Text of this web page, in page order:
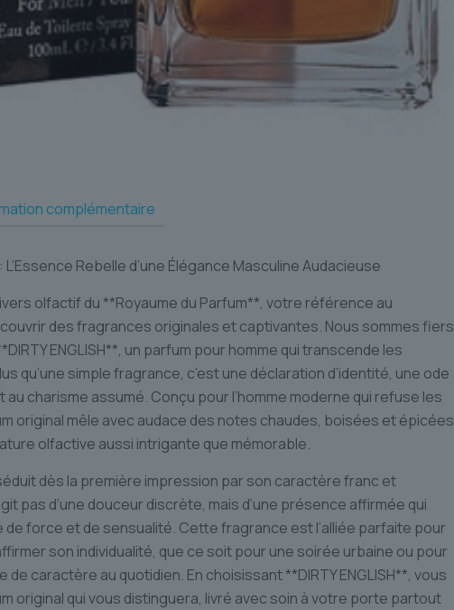
complémentaire
L’Essence Rebelle d’une Élégance Masculine Audacieuse
olfactif du **Royaume du Parfum**, votre référence au
des fragrances originales et captivantes. Nous sommes fiers
ENGLISH**, un parfum pour homme qui transcende les
qu’une simple fragrance, c’est une déclaration d’identité, une ode
au charisme assumé. Conçu pour l’homme moderne qui refuse les
original mêle avec audace des notes chaudes, boisées et épicées
olfactive aussi intrigante que mémorable.
séduit dès la première impression par son caractère franc et
pas d’une douceur discrète, mais d’une présence affirmée qui
force et de sensualité. Cette fragrance est l’alliée parfaite pour
son individualité, que ce soit pour une soirée urbaine ou pour
caractère au quotidien. En choisissant **DIRTY ENGLISH**, vous
original qui vous distinguera, livré avec soin à votre porte partout